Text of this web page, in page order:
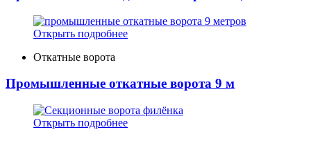
Открыть подробнее
Откатные ворота
Промышленные откатные ворота 9 м
Открыть подробнее